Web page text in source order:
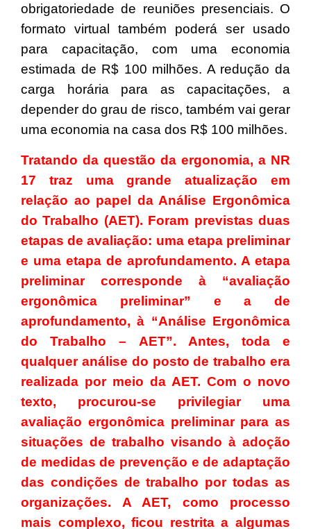
obrigatoriedade de reuniões presenciais. O
formato virtual também poderá ser usado
para capacitação, com uma economia
estimada de R$ 100 milhões. A redução da
carga horária para as capacitações, a
depender do grau de risco, também vai gerar
uma economia na casa dos R$ 100 milhões.
Tratando da questão da ergonomia, a NR
17 traz uma grande atualização em
relação ao papel da Análise Ergonômica
do Trabalho (AET). Foram previstas duas
etapas de avaliação: uma etapa preliminar
e uma etapa de aprofundamento. A etapa
preliminar corresponde à “avaliação
ergonômica preliminar” e a de
aprofundamento, à “Análise Ergonômica
do Trabalho – AET”. Antes, toda e
qualquer análise do posto de trabalho era
realizada por meio da AET. Com o novo
texto, procurou-se privilegiar uma
avaliação ergonômica preliminar para as
situações de trabalho visando à adoção
de medidas de prevenção e de adaptação
das condições de trabalho por todas as
organizações. A AET, como processo
mais complexo, ficou restrita a algumas